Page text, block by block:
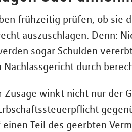
frühzeitig prüfen, ob sie
auszuschlagen. Denn:
sogar Schulden
Nachlassgericht durch
Zusage winkt nicht nur der
Teil des geerbten